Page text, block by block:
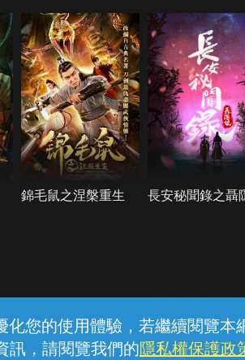
您的使用體驗，若繼續閱覽
訊，請閱覽我們的隱私權保護政
錦毛鼠之涅槃重生 長安秘聞錄之聶
線上客服 服務條款 隱私權
股份有限公司個人家庭分公司 (統一編號：